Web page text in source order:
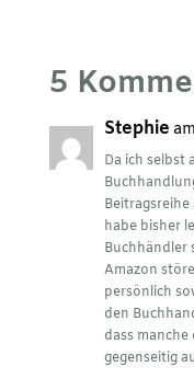
5
Stephie
Da ich selbst
habe bisher
Buchhändler
Amazon
persönlich
den
dass manche
gegenseitig